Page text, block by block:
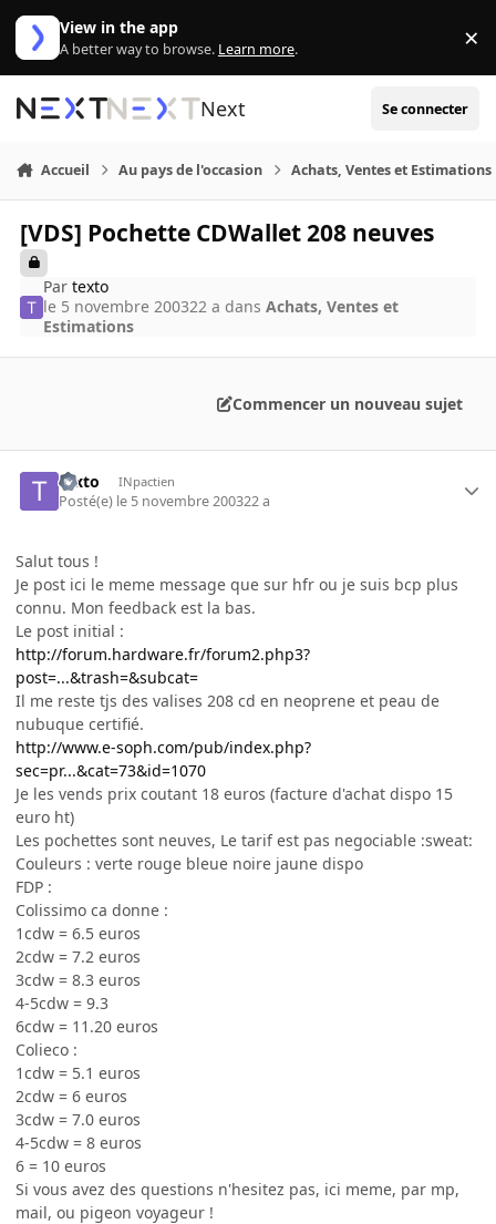
Aller au contenu
View in the app
A better way to browse. Learn more. ×
Next Se connecter
Accueil Au pays de l'occasion Achats, Ventes et Estimations
[VDS] Pochette CDWallet 208 neuves
Partexto
le 5 novembre 200322 a dansAchats, Ventes et
Estimations
Commencer un nouveau sujet
texto INpactien
Posté(e) le 5 novembre 200322 a
Salut tous !
Je post ici le meme message que sur hfr ou je suis bcp plus
connu. Mon feedback est la bas.
Le post initial :
http://forum.hardware.fr/forum2.php3?
post=...&trash=&subcat=
Il me reste tjs des valises 208 cd en neoprene et peau de
nubuque certifié.
http://www.e-soph.com/pub/index.php?
sec=pr...&cat=73&id=1070
Je les vends prix coutant 18 euros (facture d'achat dispo 15
euro ht)
Les pochettes sont neuves, Le tarif est pas negociable :sweat:
Couleurs : verte rouge bleue noire jaune dispo
FDP :
Colissimo ca donne :
1cdw = 6.5 euros
2cdw = 7.2 euros
3cdw = 8.3 euros
4-5cdw = 9.3
6cdw = 11.20 euros
Colieco :
1cdw = 5.1 euros
2cdw = 6 euros
3cdw = 7.0 euros
4-5cdw = 8 euros
6 = 10 euros
Si vous avez des questions n'hesitez pas, ici meme, par mp,
mail, ou pigeon voyageur !